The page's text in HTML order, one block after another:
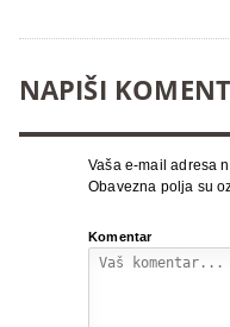
NAPIŠI
Vaša e-mail adresa
Obavezna polja su
Komentar